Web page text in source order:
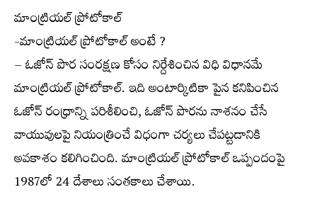
మాంట్రియల్ ప్రోటోకాల్
-మాంట్రియల్ ప్రోటోకాల్ అంటే ?
– ఓజోన్ పొర సంరక్షణ కోసం నిర్దేశించిన విధి విధానమే
మాంట్రియల్ ప్రోటోకాల్. ఇది అంటార్కిటికా పైన కనిపించిన
ఓజోన్ రంధ్రాన్ని పరిశీలించి, ఓజోన్ పొరను నాశనం చేసే
వాయువులపై నియంత్రించే విధంగా చర్యలు చేపట్టడానికి
అవకాశం కలిగించింది. మాంట్రియల్ ప్రోటోకాల్ ఒప్పందంపై
1987లో 24 దేశాలు సంతకాలు చేశాయి.